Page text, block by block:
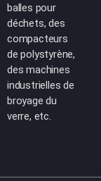
balles pour
déchets, des
compacteurs
de polystyrène,
des machines
industrielles de
broyage du
verre, etc.